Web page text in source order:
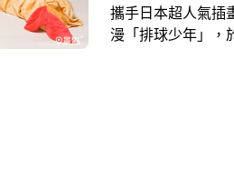
攜手日本超人氣插
漫「排球少年」，